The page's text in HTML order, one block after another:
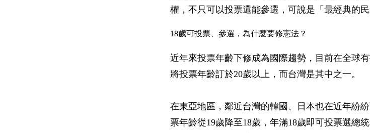
權，不只可以投票還能參選，可說是「最經典的民
18歲可投票、參選，為什麼要修憲法？
近年來投票年齡下修成為國際趨勢，目前在全球
將投票年齡訂於20歲以上，而台灣是其中之一。
在東亞地區，鄰近台灣的韓國、日本也在近年紛
票年齡從19歲降至18歲，年滿18歲即可投票選總